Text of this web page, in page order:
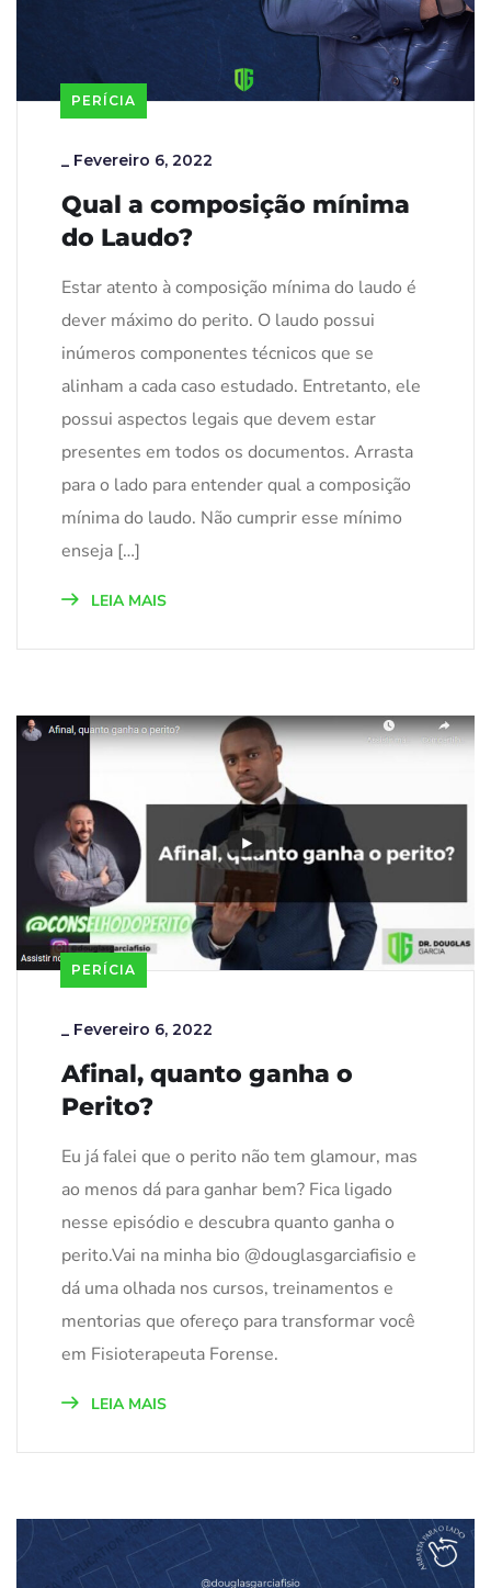
PERÍCIA
_ Fevereiro 6, 2022
Qual a composição mínima
do Laudo?
Estar atento à composição mínima do laudo é
dever máximo do perito. O laudo possui
inúmeros componentes técnicos que se
alinham a cada caso estudado. Entretanto, ele
possui aspectos legais que devem estar
presentes em todos os documentos. Arrasta
para o lado para entender qual a composição
mínima do laudo. Não cumprir esse mínimo
enseja […]
LEIA MAIS
PERÍCIA
_ Fevereiro 6, 2022
Afinal, quanto ganha o
Perito?
Eu já falei que o perito não tem glamour, mas
ao menos dá para ganhar bem? Fica ligado
nesse episódio e descubra quanto ganha o
perito.Vai na minha bio @douglasgarciafisio e
dá uma olhada nos cursos, treinamentos e
mentorias que ofereço para transformar você
em Fisioterapeuta Forense.
LEIA MAIS